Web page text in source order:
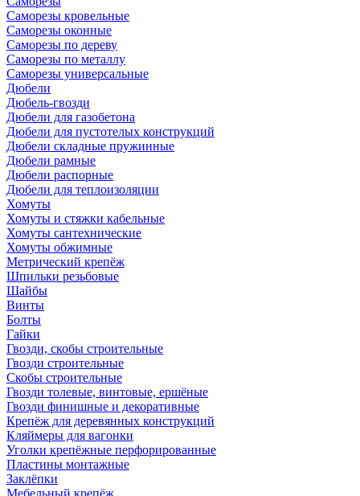
Саморезы кровельные
Саморезы оконные
Саморезы по дереву
Саморезы по металлу
Саморезы универсальные
Дюбели
Дюбель-гвозди
Дюбели для газобетона
Дюбели для пустотелых конструкций
Дюбели складные пружинные
Дюбели рамные
Дюбели распорные
Дюбели для теплоизоляции
Хомуты
Хомуты и стяжки кабельные
Хомуты сантехнические
Хомуты обжимные
Метрический крепёж
Шпильки резьбовые
Шайбы
Винты
Болты
Гайки
Гвозди, скобы строительные
Гвозди строительные
Скобы строительные
Гвозди толевые, винтовые, ершёные
Гвозди финишные и декоративные
Крепёж для деревянных конструкций
Кляймеры для вагонки
Уголки крепёжные перфорированные
Пластины монтажные
Заклёпки
Мебельный крепёж